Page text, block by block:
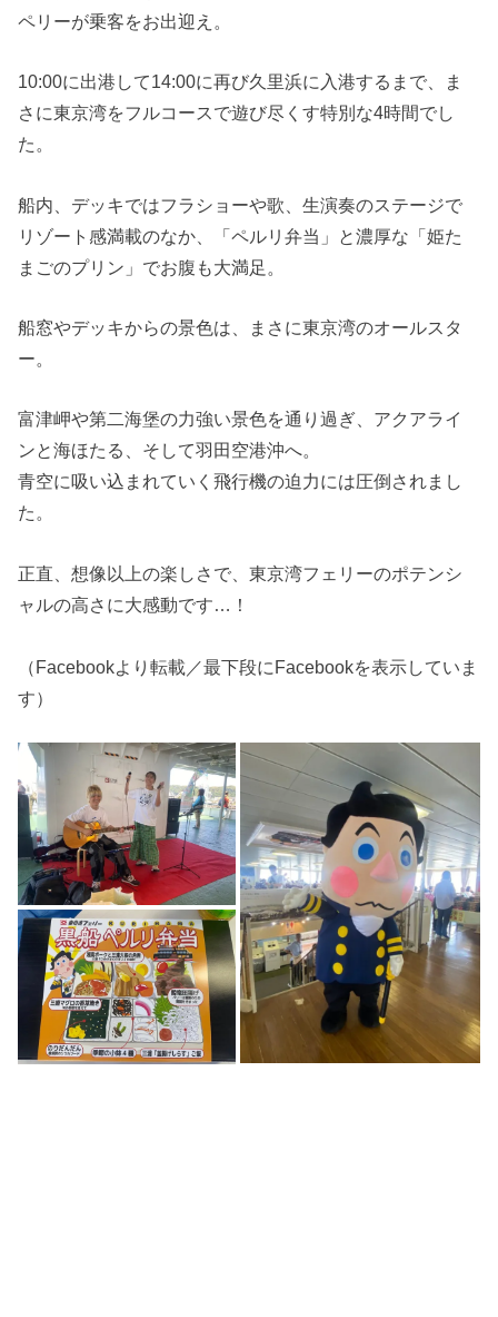
ペリーが乗客をお出迎え。
10:00に出港して14:00に再び久里浜に入港するまで、ま
さに東京湾をフルコースで遊び尽くす特別な4時間でし
た。
船内、デッキではフラショーや歌、生演奏のステージで
リゾート感満載のなか、「ペルリ弁当」と濃厚な「姫た
まごのプリン」でお腹も大満足。
船窓やデッキからの景色は、まさに東京湾のオールスタ
ー。
富津岬や第二海堡の力強い景色を通り過ぎ、アクアライ
ンと海ほたる、そして羽田空港沖へ。
青空に吸い込まれていく飛行機の迫力には圧倒されまし
た。
正直、想像以上の楽しさで、東京湾フェリーのポテンシ
ャルの高さに大感動です…！
（Facebookより転載／最下段にFacebookを表示していま
す）